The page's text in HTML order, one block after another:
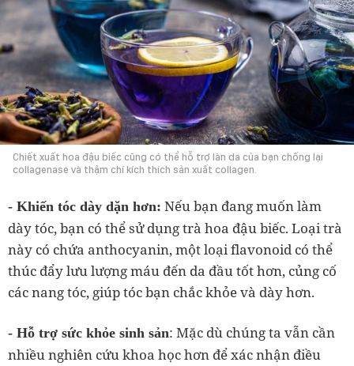
Chiết xuất hoa đậu biếc cũng có thể hỗ trợ làn da của bạn chống lại
collagenase và thậm chí kích thích sản xuất collagen.
- Khiến tóc dày dặn hơn: Nếu bạn đang muốn làm
dày tóc, bạn có thể sử dụng trà hoa đậu biếc. Loại trà
này có chứa anthocyanin, một loại flavonoid có thể
thúc đẩy lưu lượng máu đến da đầu tốt hơn, củng cố
các nang tóc, giúp tóc bạn chắc khỏe và dày hơn.
- Hỗ trợ sức khỏe sinh sản: Mặc dù chúng ta vẫn cần
nhiều nghiên cứu khoa học hơn để xác nhận điều